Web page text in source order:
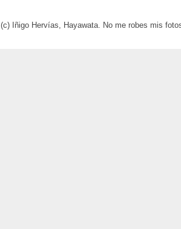
(c) Iñigo Hervías, Hayawata. No me robes mis